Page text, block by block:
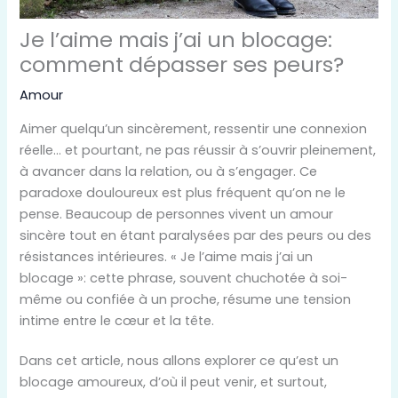
Je l’aime mais j’ai un blocage:
comment dépasser ses peurs?
Amour
Aimer quelqu’un sincèrement, ressentir une connexion
réelle… et pourtant, ne pas réussir à s’ouvrir pleinement,
à avancer dans la relation, ou à s’engager. Ce
paradoxe douloureux est plus fréquent qu’on ne le
pense. Beaucoup de personnes vivent un amour
sincère tout en étant paralysées par des peurs ou des
résistances intérieures. « Je l’aime mais j’ai un
blocage »: cette phrase, souvent chuchotée à soi-
même ou confiée à un proche, résume une tension
intime entre le cœur et la tête.
Dans cet article, nous allons explorer ce qu’est un
blocage amoureux, d’où il peut venir, et surtout,